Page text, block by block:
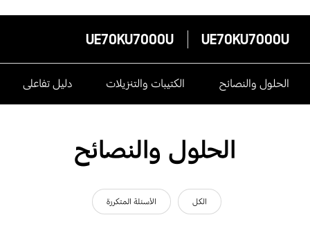
UE70KU7000U
UE70KU7000U
الحلول والنصائح الكتيبات والتنزيلات دليل تفاعلى
الحلول والنصائح
الكل الأسئلة المتكررة